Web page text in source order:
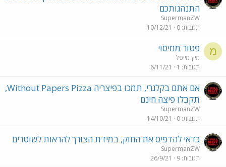
התנהגותכם
SupermanZW
תגובות 0
10/12/21
מ פטור ממיסוי
מיץ מייפל
תגובות 1
6/11/21
אם אתם בקלגרי, תמכו בפיצריה Without Papers Pizza,
תקבלו פיצה חינם
SupermanZW
תגובות 0
14/10/21
כדאי להדפיס את החוק, במידת הצורך להראות לשוטרים
SupermanZW
תגובות 9
26/9/21